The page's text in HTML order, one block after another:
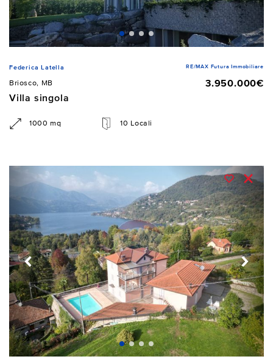
Federica Latella RE/MAX Futura Immobiliare
Briosco, MB
3.950.000€
Villa singola
1000 mq 10 Locali